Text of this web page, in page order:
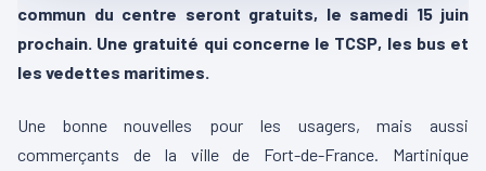
commun du centre seront gratuits, le samedi 15 juin
prochain. Une gratuité qui concerne le TCSP, les bus et
les vedettes maritimes.
Une bonne nouvelles pour les usagers, mais aussi
commerçants de la ville de Fort-de-France. Martinique